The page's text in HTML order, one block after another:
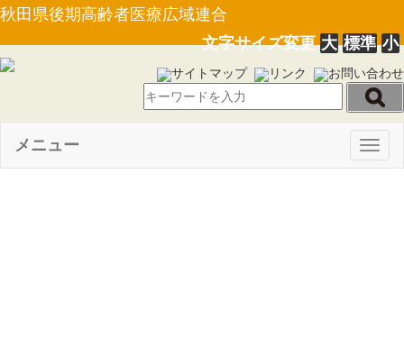
秋田県後期高齢者医療広域連合
文字サイズ変更大 標準 小
サイトマップ リンク お問い合わせ
メニュー